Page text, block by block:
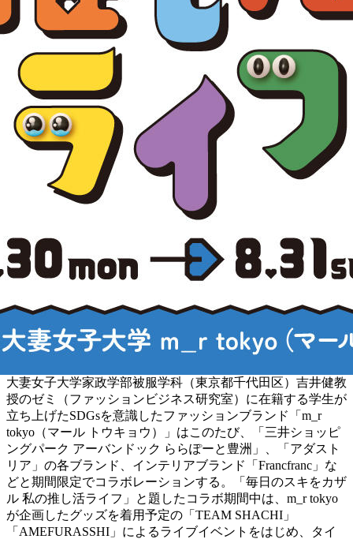
大妻女子大学家政学部被服学科（東京都千代田区）吉井健教
授のゼミ（ファッションビジネス研究室）に在籍する学生が
立ち上げたSDGsを意識したファッションブランド「m_r
tokyo（マール トウキョウ）」はこのたび、「三井ショッピ
ングパーク アーバンドック ららぽーと豊洲」、「アダスト
リア」の各ブランド、インテリアブランド「Francfranc」な
どと期間限定でコラボレーションする。「毎日のスキをカザ
ル 私の推し活ライフ」と題したコラボ期間中は、m_r tokyo
が企画したグッズを着用予定の「TEAM SHACHI」
「AMEFURASSHI」によるライブイベントをはじめ、タイ